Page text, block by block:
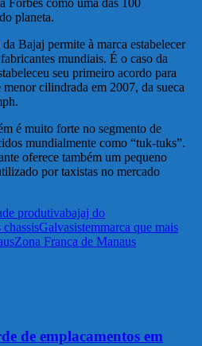
planeta.
Bajaj permite à marca estabelecer
mundiais. É o caso da
seu primeiro acordo para
cilindrada em 2007, da sueca
é muito forte no segmento de
mundialmente como “tuk-tuks”.
oferece também um pequeno
por taxistas no mercado
produtivabajaj do
Galvasistemmarca que mais
Zona Franca de Manaus
de emplacamentos em